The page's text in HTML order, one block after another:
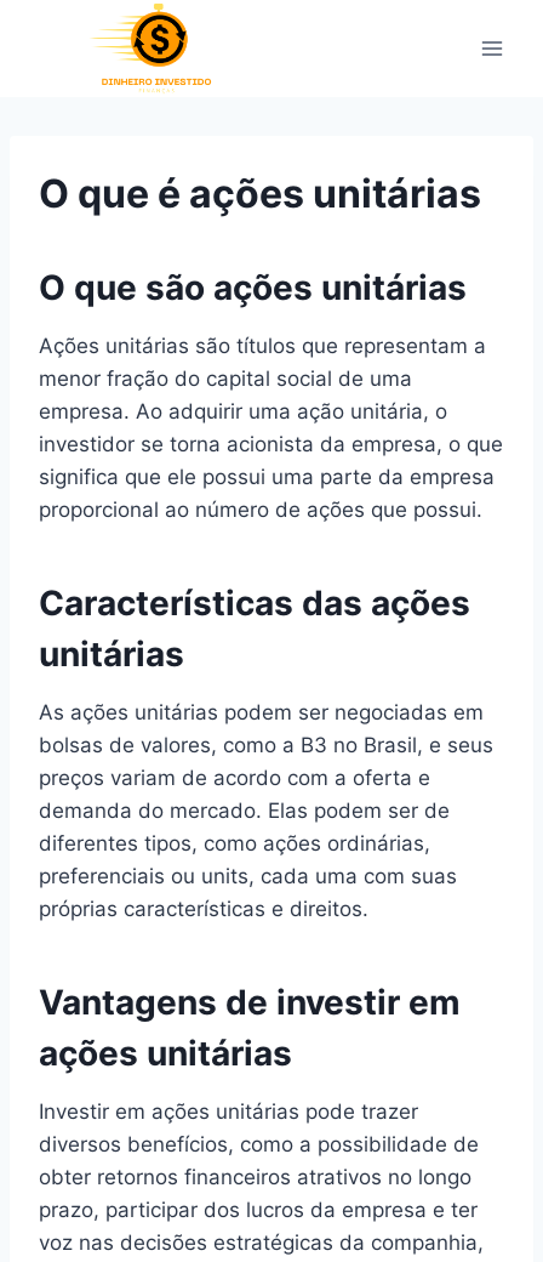
O que é ações unitárias
O que são ações unitárias
Ações unitárias são títulos que representam a
menor fração do capital social de uma
empresa. Ao adquirir uma ação unitária, o
investidor se torna acionista da empresa, o que
significa que ele possui uma parte da empresa
proporcional ao número de ações que possui.
Características das ações
unitárias
As ações unitárias podem ser negociadas em
bolsas de valores, como a B3 no Brasil, e seus
preços variam de acordo com a oferta e
demanda do mercado. Elas podem ser de
diferentes tipos, como ações ordinárias,
preferenciais ou units, cada uma com suas
próprias características e direitos.
Vantagens de investir em
ações unitárias
Investir em ações unitárias pode trazer
diversos benefícios, como a possibilidade de
obter retornos financeiros atrativos no longo
prazo, participar dos lucros da empresa e ter
voz nas decisões estratégicas da companhia,